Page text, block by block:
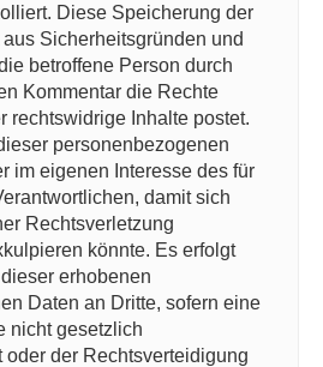
Diese Speicherung der
aus Sicherheitsgründen und
betroffene Person durch
Kommentar die Rechte
rechtswidrige Inhalte postet.
personenbezogenen
im eigenen Interesse des für
damit sich
Rechtsverletzung
könnte. Es erfolgt
erhobenen
Daten an Dritte, sofern eine
nicht gesetzlich
oder der Rechtsverteidigung